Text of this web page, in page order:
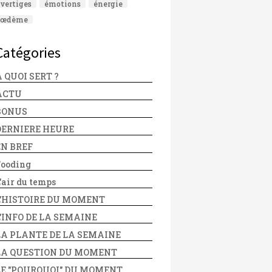
vertiges émotions
énergie
œdème
QUOI SERT ?
HEURE
BREF
du temps
DU MOMENT
DE LA SEMAINE
PLANTE DE LA SEMAINE
QUESTION DU MOMENT